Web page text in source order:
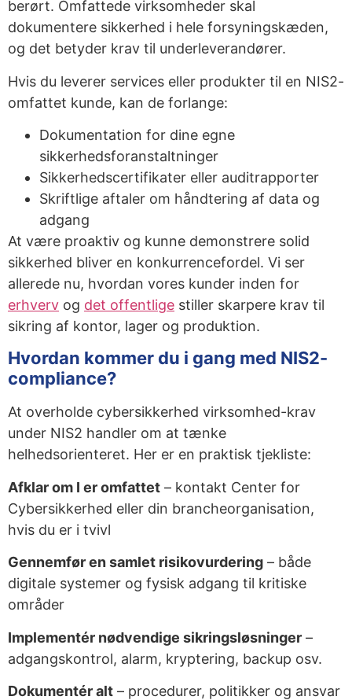
berørt. Omfattede virksomheder skal
dokumentere sikkerhed i hele forsyningskæden,
og det betyder krav til underleverandører.
Hvis du leverer services eller produkter til en NIS2-
omfattet kunde, kan de forlange:
Dokumentation for dine egne
sikkerhedsforanstaltninger
Sikkerhedscertifikater eller auditrapporter
Skriftlige aftaler om håndtering af data og
adgang
At være proaktiv og kunne demonstrere solid
sikkerhed bliver en konkurrencefordel. Vi ser
allerede nu, hvordan vores kunder inden for
erhverv og det offentlige stiller skarpere krav til
sikring af kontor, lager og produktion.
Hvordan kommer du i gang med NIS2-
compliance?
At overholde cybersikkerhed virksomhed-krav
under NIS2 handler om at tænke
helhedsorienteret. Her er en praktisk tjekliste:
Afklar om I er omfattet – kontakt Center for
Cybersikkerhed eller din brancheorganisation,
hvis du er i tvivl
Gennemfør en samlet risikovurdering – både
digitale systemer og fysisk adgang til kritiske
områder
Implementér nødvendige sikringsløsninger –
adgangskontrol, alarm, kryptering, backup osv.
Dokumentér alt – procedurer, politikker og ansvar